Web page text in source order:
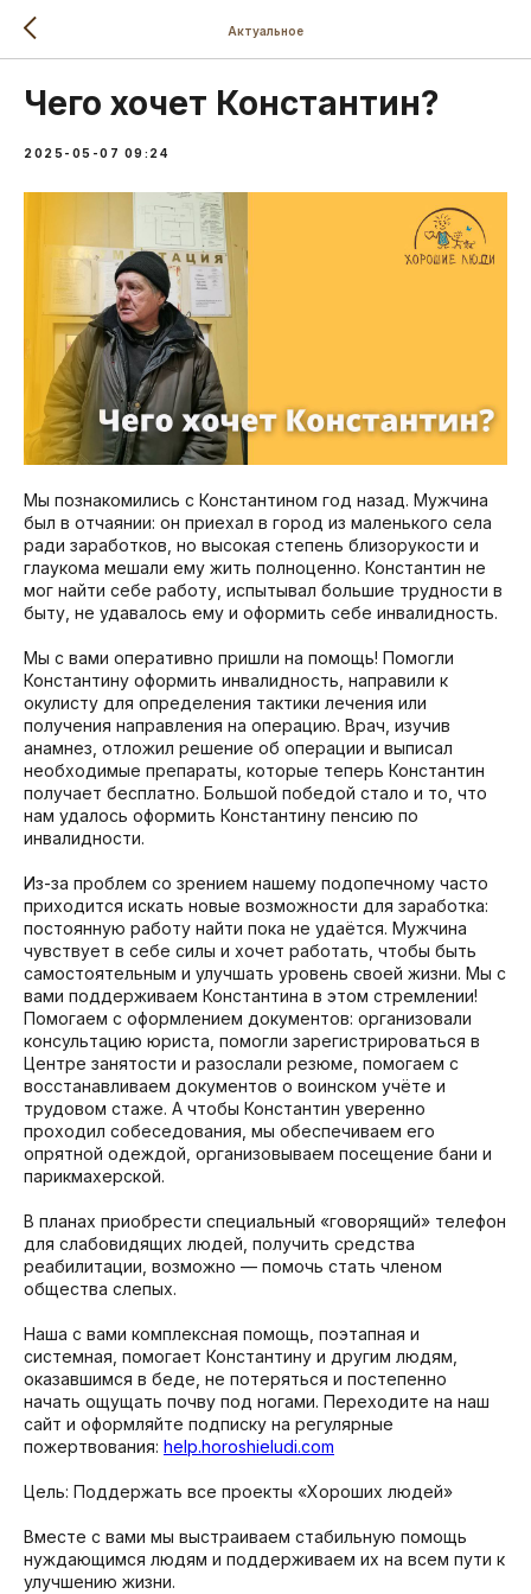
Актуальное
Чего хочет Константин?
2025-05-07 09:24
Мы познакомились с Константином год назад. Мужчина
был в отчаянии: он приехал в город из маленького села
ради заработков, но высокая степень близорукости и
глаукома мешали ему жить полноценно. Константин не
мог найти себе работу, испытывал большие трудности в
быту, не удавалось ему и оформить себе инвалидность.
Мы с вами оперативно пришли на помощь! Помогли
Константину оформить инвалидность, направили к
окулисту для определения тактики лечения или
получения направления на операцию. Врач, изучив
анамнез, отложил решение об операции и выписал
необходимые препараты, которые теперь Константин
получает бесплатно. Большой победой стало и то, что
нам удалось оформить Константину пенсию по
инвалидности.
Из-за проблем со зрением нашему подопечному часто
приходится искать новые возможности для заработка:
постоянную работу найти пока не удаётся. Мужчина
чувствует в себе силы и хочет работать, чтобы быть
самостоятельным и улучшать уровень своей жизни. Мы с
вами поддерживаем Константина в этом стремлении!
Помогаем с оформлением документов: организовали
консультацию юриста, помогли зарегистрироваться в
Центре занятости и разослали резюме, помогаем с
восстанавливаем документов о воинском учёте и
трудовом стаже. А чтобы Константин уверенно
проходил собеседования, мы обеспечиваем его
опрятной одеждой, организовываем посещение бани и
парикмахерской.
В планах приобрести специальный «говорящий» телефон
для слабовидящих людей, получить средства
реабилитации, возможно — помочь стать членом
общества слепых.
Наша с вами комплексная помощь, поэтапная и
системная, помогает Константину и другим людям,
оказавшимся в беде, не потеряться и постепенно
начать ощущать почву под ногами. Переходите на наш
сайт и оформляйте подписку на регулярные
пожертвования: help.horoshieludi.com
Цель: Поддержать все проекты «Хороших людей»
Вместе с вами мы выстраиваем стабильную помощь
нуждающимся людям и поддерживаем их на всем пути к
улучшению жизни.